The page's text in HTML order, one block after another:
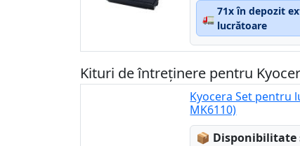
🚛
71x în depozit
lucrătoare
Kituri de întreținere pentru
Kyocera Set pentru
MK6110)
📦 Lagerstatus:
Disponibilitate